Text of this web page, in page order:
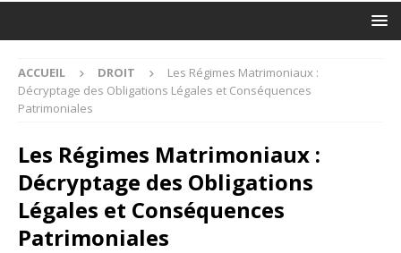
ACCUEIL DROIT
Les Régimes Matrimoniaux :
Décryptage des Obligations Légales et Conséquences
Patrimoniales
Les Régimes Matrimoniaux :
Décryptage des Obligations
Légales et Conséquences
Patrimoniales